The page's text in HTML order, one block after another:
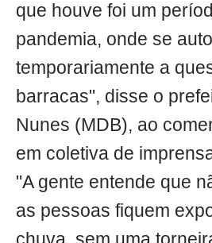
que houve foi um
pandemia, onde se
temporariamente a
barracas", disse o
Nunes (MDB), ao
em coletiva de
"A gente entende que
as pessoas fiquem